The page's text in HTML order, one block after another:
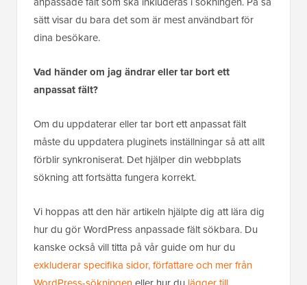
sätt visar du bara det som är mest användbart för
dina besökare.
Vad händer om jag ändrar eller tar bort ett
anpassat fält?
Om du uppdaterar eller tar bort ett anpassat fält
måste du uppdatera pluginets inställningar så att allt
förblir synkroniserat. Det hjälper din webbplats
sökning att fortsätta fungera korrekt.
Vi hoppas att den här artikeln hjälpte dig att lära dig
hur du gör WordPress anpassade fält sökbara. Du
kanske också vill titta på vår guide om hur du
exkluderar specifika sidor, författare och mer från